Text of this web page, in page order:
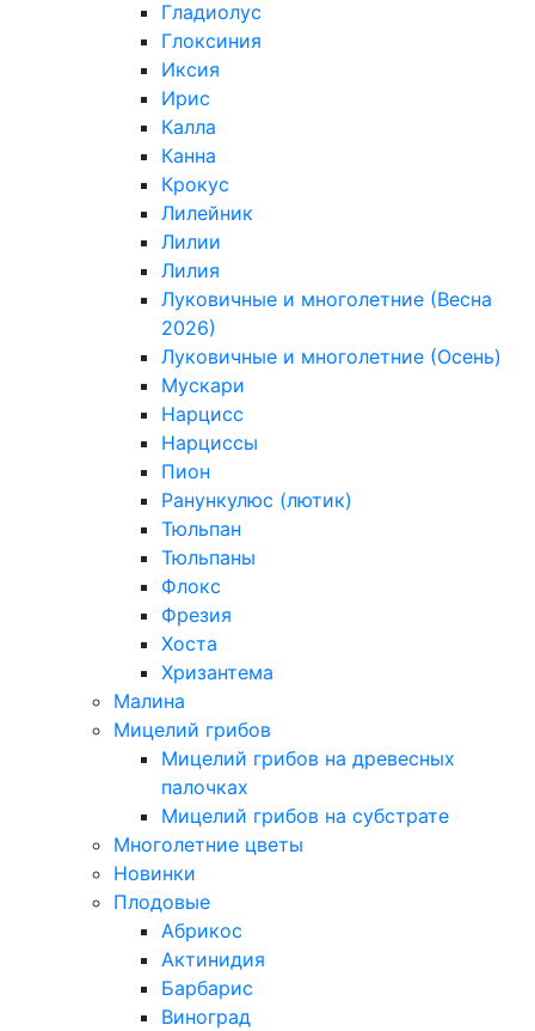
Гладиолус
Глоксиния
Иксия
Ирис
Калла
Канна
Крокус
Лилейник
Лилии
Лилия
Луковичные и многолетние (Весна
2026)
Луковичные и многолетние (Осень)
Мускари
Нарцисс
Нарциссы
Пион
Ранункулюс (лютик)
Тюльпан
Тюльпаны
Флокс
Фрезия
Хоста
Хризантема
Малина
Мицелий грибов
Мицелий грибов на древесных
палочках
Мицелий грибов на субстрате
Многолетние цветы
Новинки
Плодовые
Абрикос
Актинидия
Барбарис
Виноград